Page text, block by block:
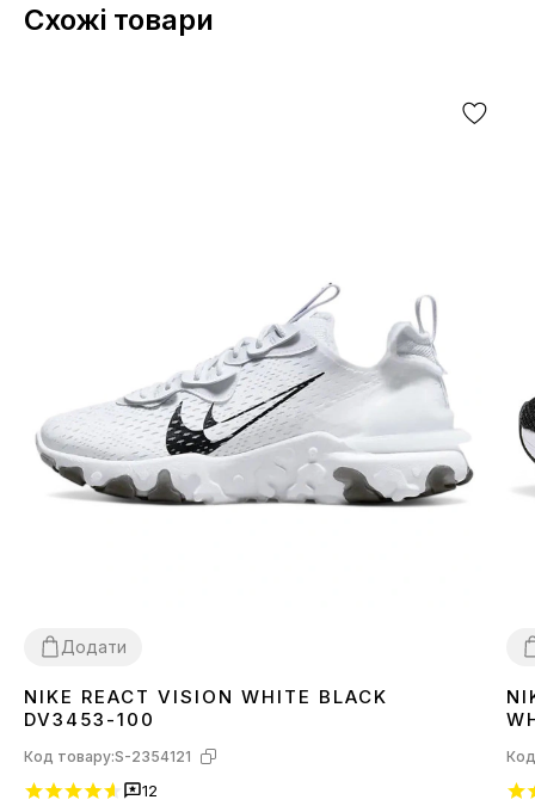
Схожі товари
Додати
4144 45
NIKE REACT VISION WHITE BLACK
DV3453-100
Код товару:S-2354121
12